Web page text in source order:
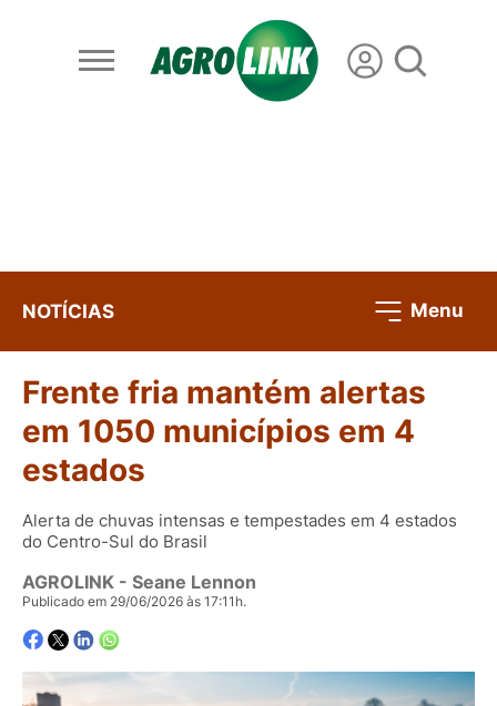
NOTÍCIAS Menu
Frente fria mantém alertas
em 1050 municípios em 4
estados
Alerta de chuvas intensas e tempestades em 4 estados
do Centro-Sul do Brasil
AGROLINK - Seane Lennon
Publicado em 29/06/2026 às 17:11h.